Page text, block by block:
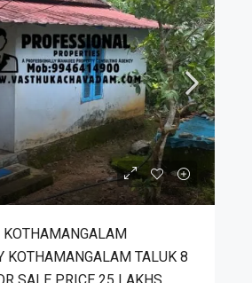
KOTHAMANGALAM
KOTHAMANGALAM TALUK 8
SALE PRICE 25 LAKHS